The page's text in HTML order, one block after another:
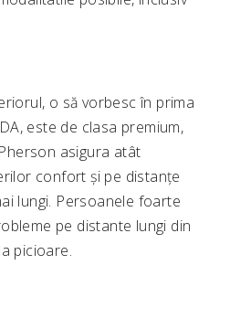
o să vorbesc în prima
este de clasa premium,
asigura atât
confort și pe distanțe
lungi. Persoanele foarte
pe distante lungi din
picioare.